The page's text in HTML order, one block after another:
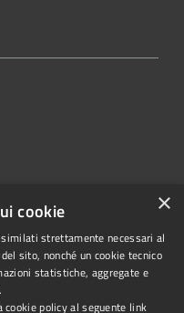
Copyright © 2026 • Comune di
Erchie • Powered by
×
cookie
strettamente necessari al
sito, nonché un cookie tecnico
statistiche, aggregate e
policy al seguente link